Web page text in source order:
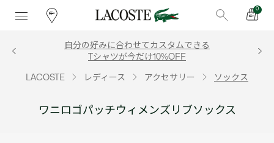
0
自分の好みに合わせてカスタムできる
Tシャツが今だけ10%OFF
LACOSTE レディース アクセサリー ソックス
ワニロゴパッチウィメンズリブソックス